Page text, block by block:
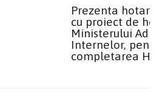
Prezenta
cu proiect de
Ministerului
Internelor,
completarea